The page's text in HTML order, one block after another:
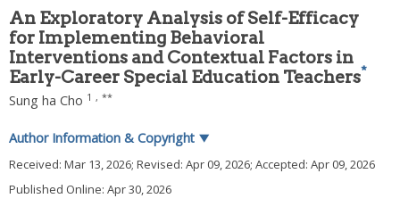
An Exploratory Analysis of Self-Efficacy
for Implementing Behavioral
Interventions and Contextual Factors in
Early-Career Special Education Teachers*
Sung ha Cho 1 , **
Author Information & Copyright ▼
Received: Mar 13, 2026; Revised: Apr 09, 2026; Accepted: Apr 09, 2026
Published Online: Apr 30, 2026